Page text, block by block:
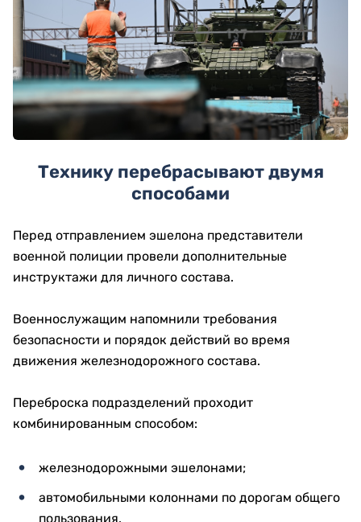
Технику перебрасывают двумя
способами
Перед отправлением эшелона представители
военной полиции провели дополнительные
инструктажи для личного состава.
Военнослужащим напомнили требования
безопасности и порядок действий во время
движения железнодорожного состава.
Переброска подразделений проходит
комбинированным способом:
железнодорожными эшелонами;
автомобильными колоннами по дорогам общего
пользования.